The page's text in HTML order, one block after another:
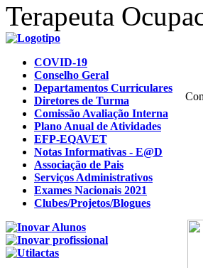
Terapeuta
COVID-19
Conselho Geral
Departamentos Curriculares
Diretores de Turma
Comissão Avaliação Interna
Plano Anual de Atividades
EFP-EQAVET
Notas Informativas - E@D
Associação de Pais
Serviços Administrativos
Exames Nacionais 2021
Clubes/Projetos/Blogues